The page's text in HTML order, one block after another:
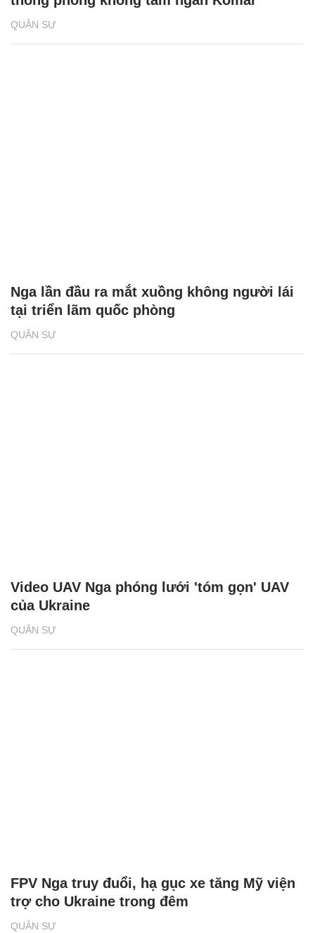
QUÂN SỰ
QUÂN SỰ
Nga lần đầu ra mắt xuồng không người lái
tại triển lãm quốc phòng
QUÂN SỰ
Video UAV Nga phóng lưới 'tóm gọn' UAV
của Ukraine
QUÂN SỰ
FPV Nga truy đuổi, hạ gục xe tăng Mỹ viện
trợ cho Ukraine trong đêm